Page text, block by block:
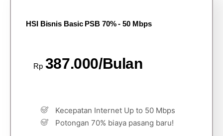
HSI Bisnis Basic PSB 70% - 50 Mbps
Rp 387.000/Bulan
Kecepatan Internet Up to 50 Mbps
Potongan 70% biaya pasang baru!